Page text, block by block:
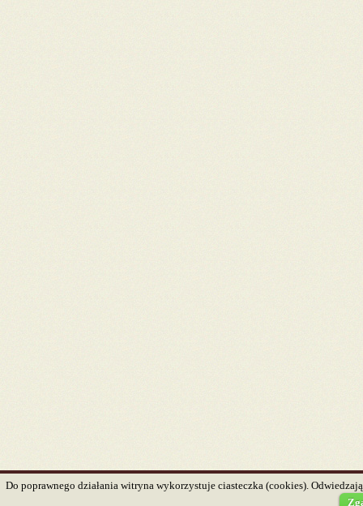
Do poprawnego działania witryna wykorzystuje ciasteczka (cookies).